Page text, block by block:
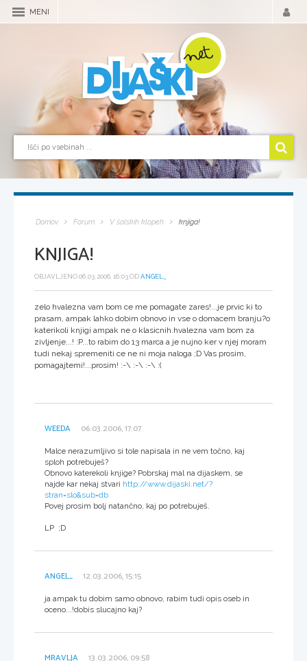
MENI
Domov Forum V šolskih klopeh knjiga!
KNJIGA!
OBJAVLJENO 06.03.2006, 16:03 ODANGEL_
zelo hvalezna vam bom ce me pomagate zares!...je prvic ki to
prasam, ampak lahko dobim obnovo in vse o domacem branju?o
katerikoli knjigi ampak ne o klasicnih.hvalezna vam bom za
zivljenje...! :P...to rabim do 13 marca a je nujno ker v njej moram
tudi nekaj spremeniti ce ne ni moja naloga ;D Vas prosim,
pomagajtemi!...prosim! :-\ :-\ :-\ :(
WEEDA 06.03.2006, 17:07
Malce nerazumljivo si tole napisala in ne vem točno, kaj
sploh potrebuješ?
Obnovo katerekoli knjige? Pobrskaj mal na dijaskem, se
najde kar nekaj stvari http://www.dijaski.net/?
stran=slo&sub=db
Povej prosim bolj natančno, kaj po potrebuješ.
LP ;D
ANGEL_ 12.03.2006, 15:15
ja ampak tu dobim samo obnovo, rabim tudi opis oseb in
oceno...!dobis slucajno kaj?
MRAVLJA 13.03.2006, 09:58